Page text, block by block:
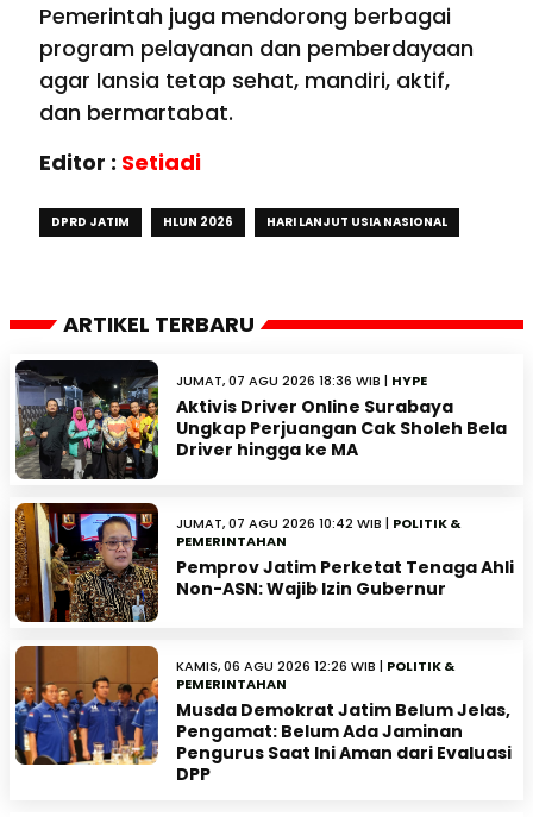
Pemerintah juga mendorong berbagai
program pelayanan dan pemberdayaan
agar lansia tetap sehat, mandiri, aktif,
dan bermartabat.
Editor : Setiadi
DPRD JATIM HLUN 2026 HARI LANJUT USIA NASIONAL
ARTIKEL TERBARU
JUMAT, 07 AGU 2026 18:36 WIB | HYPE
Aktivis Driver Online Surabaya
Ungkap Perjuangan Cak Sholeh Bela
Driver hingga ke MA
JUMAT, 07 AGU 2026 10:42 WIB | POLITIK &
PEMERINTAHAN
Pemprov Jatim Perketat Tenaga Ahli
Non-ASN: Wajib Izin Gubernur
KAMIS, 06 AGU 2026 12:26 WIB | POLITIK &
PEMERINTAHAN
Musda Demokrat Jatim Belum Jelas,
Pengamat: Belum Ada Jaminan
Pengurus Saat Ini Aman dari Evaluasi
DPP